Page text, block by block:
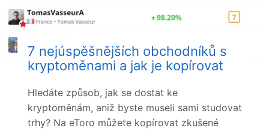
7 nejúspěšnějších obchodníků s
kryptoměnami a jak je kopírovat
Hledáte způsob, jak se dostat ke
kryptoměnám, aniž byste museli sami studovat
trhy? Na eToro můžete kopírovat zkušené